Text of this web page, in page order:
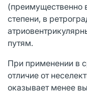
(преимущественно
степени, в
путям.
При применении в
отличие от
оказывает менее